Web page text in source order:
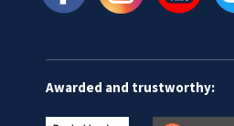
Awarded and trustworthy: